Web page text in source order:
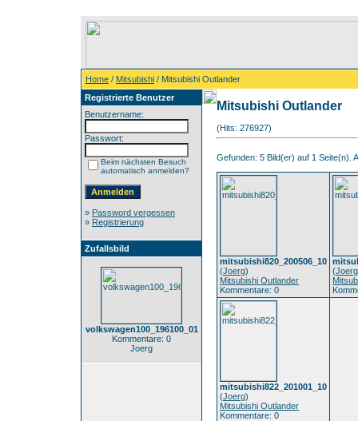
Home / Mitsubishi / Mitsubishi Outlander
Registrierte Benutzer
Benutzername:
Passwort:
Beim nächsten Besuch
automatisch anmelden?
» Password vergessen
» Registrierung
Zufallsbild
volkswagen100_196100_01
Kommentare: 0
Joerg
Mitsubishi Outlander
(Hits: 276927)
Gefunden: 5 Bild(er) auf 1 Seite(n).
mitsubishi820_200506_10
(Joerg)
Mitsubishi Outlander
Kommentare: 0
(Joerg
mitsubishi822_201001_10
(Joerg)
Mitsubishi Outlander
Kommentare: 0